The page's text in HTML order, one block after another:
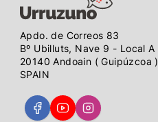
Apdo. de Correos 83
Bº Ubilluts, Nave 9 - Local A
20140 Andoain ( Guipúzcoa )
SPAIN